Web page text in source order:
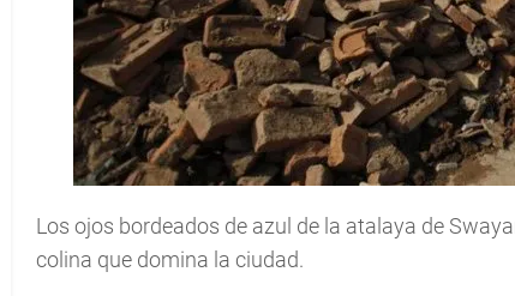
Los ojos bordeados de azul de la atalaya de
colina que domina la ciudad.